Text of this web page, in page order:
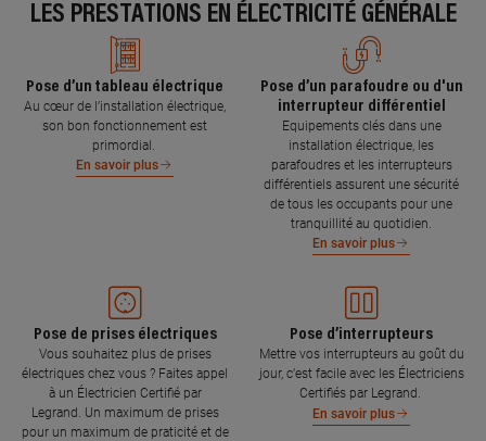
LES PRESTATIONS EN ÉLECTRICITÉ GÉNÉRALE
Pose d’un tableau électrique
Au cœur de l’installation électrique,
son bon fonctionnement est
primordial.
En savoir plus
Pose d’un parafoudre ou d'un
interrupteur différentiel
Equipements clés dans une
installation électrique, les
parafoudres et les interrupteurs
différentiels assurent une sécurité
de tous les occupants pour une
tranquillité au quotidien.
En savoir plus
Pose de prises électriques
Vous souhaitez plus de prises
électriques chez vous ? Faites appel
à un Électricien Certifié par
Legrand. Un maximum de prises
pour un maximum de praticité et de
Pose d’interrupteurs
Mettre vos interrupteurs au goût du
jour, c’est facile avec les Électriciens
Certifiés par Legrand.
En savoir plus